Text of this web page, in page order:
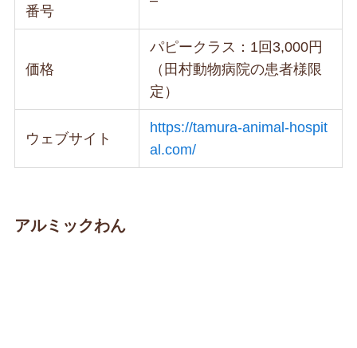
番号
価格
パピークラス：1回3,000円
（田村動物病院の患者様限
定）
ウェブサイト
https://tamura-animal-hospit
al.com/
アルミックわん